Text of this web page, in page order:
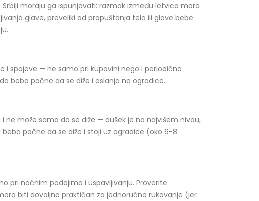
moraju ga ispunjavati: razmak između letvica mora
glave, preveliki od propuštanja tela ili glave bebe.
i spojeve — ne samo pri kupovini nego i periodično
beba počne da se diže i oslanja na ogradice.
ne može sama da se diže — dušek je na najvišem nivou,
počne da se diže i stoji uz ogradice (oko 6-8
pri noćnim podojima i uspavljivanju. Proverite
biti dovoljno praktičan za jednoručno rukovanje (jer